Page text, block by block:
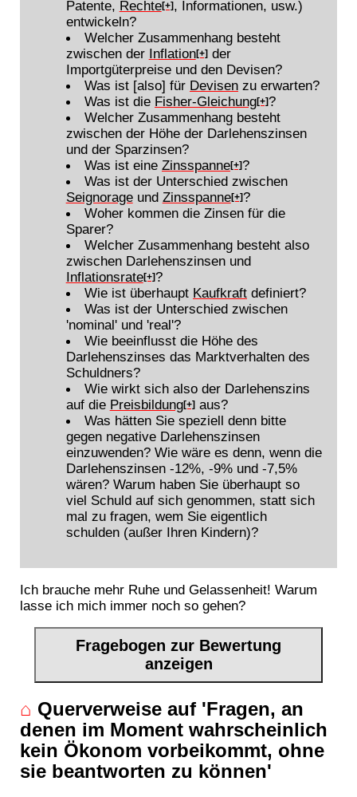
Patente, Rechte[+], Informationen, usw.)
entwickeln?
Welcher Zusammenhang besteht
zwischen der Inflation[+]der
Importgüterpreise und den Devisen?
Was ist [also] für Devisenzu erwarten?
Was ist die Fisher-Gleichung[+]?
Welcher Zusammenhang besteht
zwischen der Höhe der Darlehenszinsen
und der Sparzinsen?
Was ist eine Zinsspanne[+]?
Was ist der Unterschied zwischen
Seignorageund Zinsspanne[+]?
Woher kommen die Zinsen für die
Sparer?
Welcher Zusammenhang besteht also
zwischen Darlehenszinsen und
Inflationsrate[+]?
Wie ist überhaupt Kaufkraftdefiniert?
Was ist der Unterschied zwischen
'nominal' und 'real'?
Wie beeinflusst die Höhe des
Darlehenszinses das Marktverhalten des
Schuldners?
Wie wirkt sich also der Darlehenszins
auf die Preisbildung[+]aus?
Was hätten Sie speziell denn bitte
gegen negative Darlehenszinsen
einzuwenden? Wie wäre es denn, wenn die
Darlehenszinsen -12%, -9% und -7,5%
wären? Warum haben Sie überhaupt so
viel Schuld auf sich genommen, statt sich
mal zu fragen, wem Sie eigentlich
schulden (außer Ihren Kindern)?
Ich brauche mehr Ruhe und Gelassenheit! Warum
lasse ich mich immer noch so gehen?
Fragebogen zur Bewertung
anzeigen
⌂ Querverweise auf 'Fragen, an
denen im Moment wahrscheinlich
kein Ökonom vorbeikommt, ohne
sie beantworten zu können'